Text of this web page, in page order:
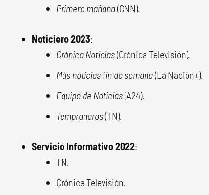
Primera mañana(CNN).
Noticiero 2023:
Crónica Noticias(Crónica Televisión).
Más noticias fin de semana(La Nación+).
Equipo de Noticias(A24).
Tempraneros(TN).
Servicio Informativo 2022:
TN.
Crónica Televisión.